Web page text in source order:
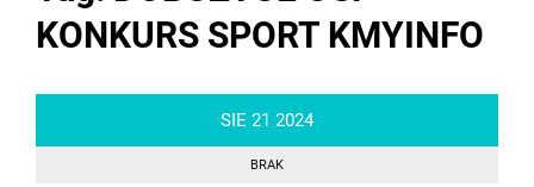
KONKURS SPORT KMYINFO
SIE 21 2024
BRAK